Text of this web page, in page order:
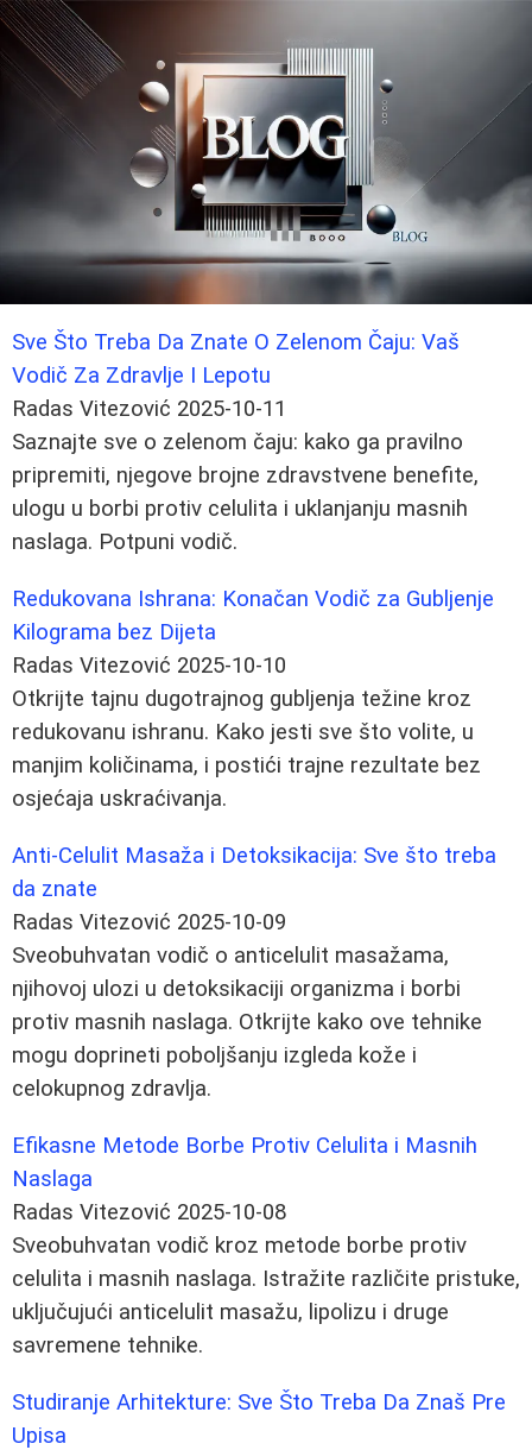
Sve Što Treba Da Znate O Zelenom Čaju: Vaš
Vodič Za Zdravlje I Lepotu
Radas Vitezović 2025-10-11
Saznajte sve o zelenom čaju: kako ga pravilno
pripremiti, njegove brojne zdravstvene benefite,
ulogu u borbi protiv celulita i uklanjanju masnih
naslaga. Potpuni vodič.
Redukovana Ishrana: Konačan Vodič za Gubljenje
Kilograma bez Dijeta
Radas Vitezović 2025-10-10
Otkrijte tajnu dugotrajnog gubljenja težine kroz
redukovanu ishranu. Kako jesti sve što volite, u
manjim količinama, i postići trajne rezultate bez
osjećaja uskraćivanja.
Anti-Celulit Masaža i Detoksikacija: Sve što treba
da znate
Radas Vitezović 2025-10-09
Sveobuhvatan vodič o anticelulit masažama,
njihovoj ulozi u detoksikaciji organizma i borbi
protiv masnih naslaga. Otkrijte kako ove tehnike
mogu doprineti poboljšanju izgleda kože i
celokupnog zdravlja.
Efikasne Metode Borbe Protiv Celulita i Masnih
Naslaga
Radas Vitezović 2025-10-08
Sveobuhvatan vodič kroz metode borbe protiv
celulita i masnih naslaga. Istražite različite pristuke,
uključujući anticelulit masažu, lipolizu i druge
savremene tehnike.
Studiranje Arhitekture: Sve Što Treba Da Znaš Pre
Upisa